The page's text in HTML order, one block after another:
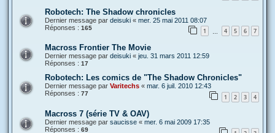
Robotech: The Shadow chronicles
Dernier message par deisuki « mer. 25 mai 2011 08:07
Réponses : 165 1 4 5 6 7
Macross Frontier The Movie
Dernier message par deisuki « jeu. 31 mars 2011 12:59
Réponses : 17
Robotech: Les comics de "The Shadow Chronicles"
Dernier message par Varitechs « mar. 6 juil. 2010 12:43
Réponses : 77 1 2 3 4
Macross 7 (série TV & OAV)
Dernier message par saucisse « mer. 6 mai 2009 17:35
Réponses : 69